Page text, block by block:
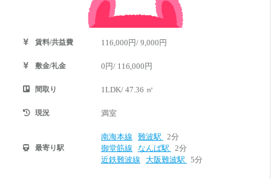
賃料/共益費 116,000円/ 9,000円
敷金/礼金 0円/ 116,000円
間取り 1LDK/ 47.36 ㎡
現況 満室
最寄り駅
南海本線 難波駅
2分
御堂筋線
なんば駅
2分
近鉄難波線
大阪難波駅 5分